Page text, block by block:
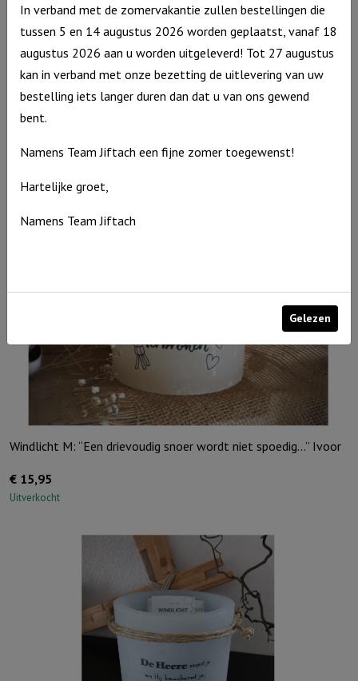
Windlicht M De Heere zegent je en Hij beschermt je……, grijs
15,95
Windlicht M: “Een drievoudig snoer wordt niet spoedig…” Ivoor
€ 15,95
Uitverkocht
In verband met de zomervakantie zullen bestellingen die
tussen 5 en 14 augustus 2026 worden geplaatst, vanaf 18
augustus 2026 aan u worden uitgeleverd! Tot 27 augustus
kan in verband met onze bezetting de uitlevering van uw
bestelling iets langer duren dan dat u van ons gewend
bent.
Namens Team Jiftach een fijne zomer toegewenst!
Hartelijke groet,
Namens Team Jiftach
Gelezen